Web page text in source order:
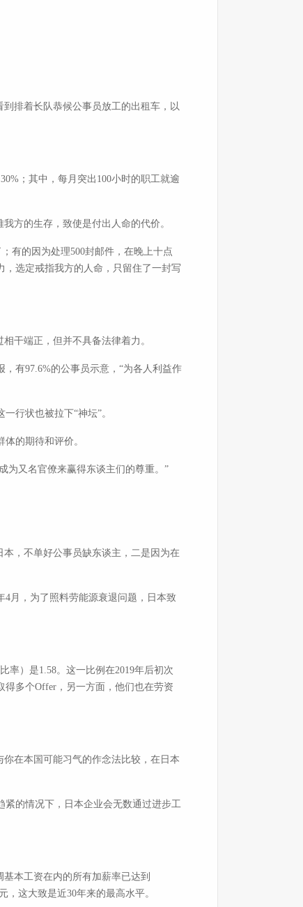
排着长队恭候公事员放工的出租车，以
；其中，每月突出100小时的职工就逾
方的生存，致使是付出人命的代价。
有的因为处理500封邮件，在晚上十点
选定戒指我方的人命，只留住了一封写
干端正，但并不具备法律着力。
有97.6%的公事员示意，“为各人利益作
行状也被拉下“神坛”。
的期待和评价。
为又名官僚来赢得东谈主们的尊重。”
，不单好公事员缺东谈主，二是因为在
4月，为了照料劳能源衰退问题，日本致
率）是1.58。这一比例在2019年后初次
得多个Offer，另一方面，他们也在劳资
在本国可能习气的作念法比较，在日本
紧的情况下，日本企业会无数通过进步工
本工资在内的所有加薪率已达到
，这大致是近30年来的最高水平。